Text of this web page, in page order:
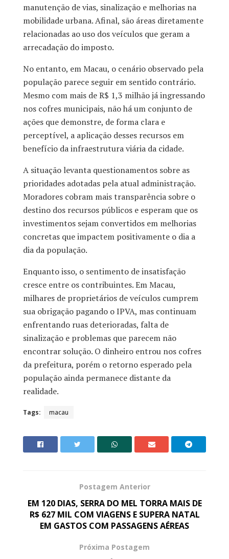
manutenção de vias, sinalização e melhorias na
mobilidade urbana. Afinal, são áreas diretamente
relacionadas ao uso dos veículos que geram a
arrecadação do imposto.
No entanto, em Macau, o cenário observado pela
população parece seguir em sentido contrário.
Mesmo com mais de R$ 1,3 milhão já ingressando
nos cofres municipais, não há um conjunto de
ações que demonstre, de forma clara e
perceptível, a aplicação desses recursos em
benefício da infraestrutura viária da cidade.
A situação levanta questionamentos sobre as
prioridades adotadas pela atual administração.
Moradores cobram mais transparência sobre o
destino dos recursos públicos e esperam que os
investimentos sejam convertidos em melhorias
concretas que impactem positivamente o dia a
dia da população.
Enquanto isso, o sentimento de insatisfação
cresce entre os contribuintes. Em Macau,
milhares de proprietários de veículos cumprem
sua obrigação pagando o IPVA, mas continuam
enfrentando ruas deterioradas, falta de
sinalização e problemas que parecem não
encontrar solução. O dinheiro entrou nos cofres
da prefeitura, porém o retorno esperado pela
população ainda permanece distante da
realidade.
Tags: macau
Postagem Anterior
EM 120 DIAS, SERRA DO MEL TORRA MAIS DE
R$ 627 MIL COM VIAGENS E SUPERA NATAL
EM GASTOS COM PASSAGENS AÉREAS
Próxima Postagem